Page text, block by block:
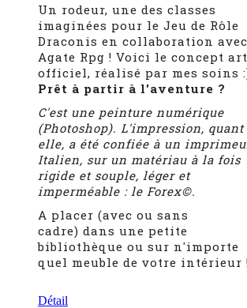
Un rodeur, une des classes
imaginées pour le Jeu de Rôle
Draconis en collaboration avec
Agate Rpg ! Voici le concept art
officiel, réalisé par mes soins
Prêt à partir à l'aventure ?
C'est une peinture numérique
(Photoshop). L'impression, quant
elle, a été confiée à un
Italien, sur un matériau à la fois
rigide et souple, léger et
imperméable : le Forex©.
A placer (avec ou sans
cadre) dans une petite
bibliothèque ou sur n'importe
quel meuble de votre intérieur
Détail